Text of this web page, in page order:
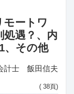
モートワ
処遇？、内
、その他
士 飯田信夫
( 38頁)